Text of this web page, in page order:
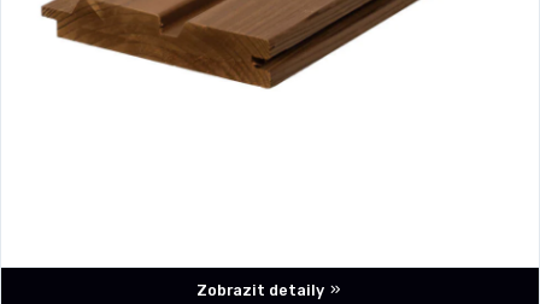
Zobrazit detaily